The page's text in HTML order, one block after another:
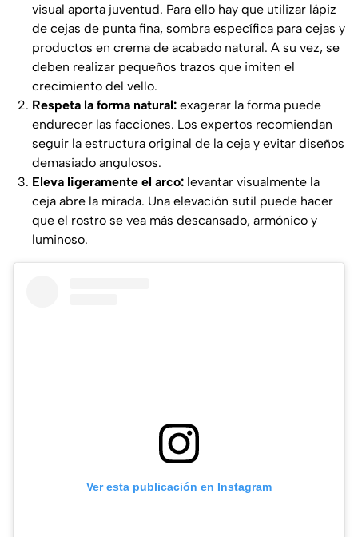
visual aporta juventud. Para ello hay que utilizar lápiz
de cejas de punta fina, sombra específica para cejas y
productos en crema de acabado natural. A su vez, se
deben realizar pequeños trazos que imiten el
crecimiento del vello.
Respeta la forma natural: exagerar la forma puede
endurecer las facciones. Los expertos recomiendan
seguir la estructura original de la ceja y evitar diseños
demasiado angulosos.
Eleva ligeramente el arco: levantar visualmente la
ceja abre la mirada. Una elevación sutil puede hacer
que el rostro se vea más descansado, armónico y
luminoso.
Ver esta publicación en Instagram